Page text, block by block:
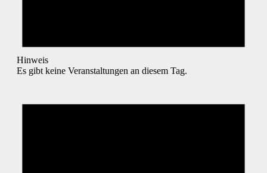
Hinweis
Es gibt keine Veranstaltungen an diesem Tag.